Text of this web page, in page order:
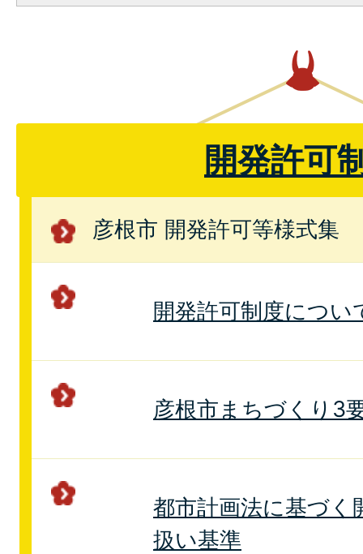
開発許可
彦根市 開発許可等様式集
開発許可制度につい
彦根市まちづくり3
都市計画法に基づく
扱い基準